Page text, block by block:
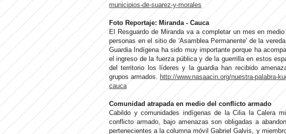
municipios-de-suarez-y-morales
Foto Reportaje: Miranda - Cauca
El Resguardo de Miranda va a completar un mes en
personas en el sitio de 'Asamblea Permanente' de la
Guardia Indígena ha sido muy importante porque ha
el ingreso de la fuerza pública y de la guerrilla en estos
del territorio los líderes y la guardia han recibido
grupos armados. http://www.nasaacin.org/nuestra-palabra-
cauca
Comunidad atrapada en medio del conflicto armado
Cabildo y comunidades indígenas de la Cilia la Calera
conflicto armado, bajo amenazas son obligadas a
pertenecientes a la columna móvil Gabriel Galvis, y